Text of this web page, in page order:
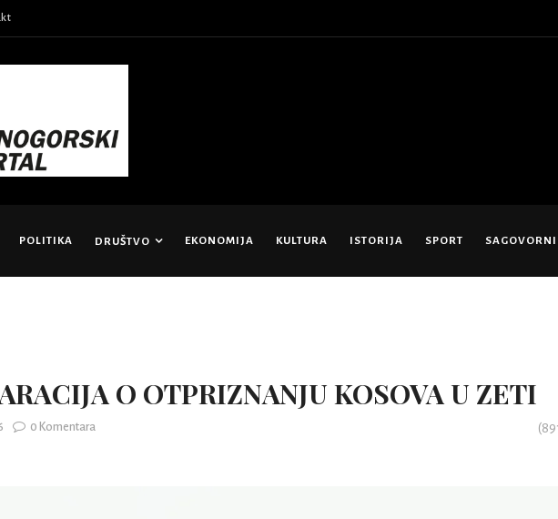
POLITIKA DRUŠTVO EKONOMIJA KULTURA ISTORIJA SPORT
O OTPRIZNANJU KOSOVA U ZETI
0 Komentara (